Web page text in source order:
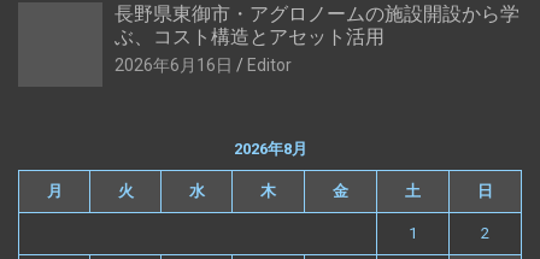
長野県東御市・アグロノームの施設開設から学
ぶ、コスト構造とアセット活用
2026年6月16日 Editor
2026年8月
月 火 水 木 金 土 日
1 2